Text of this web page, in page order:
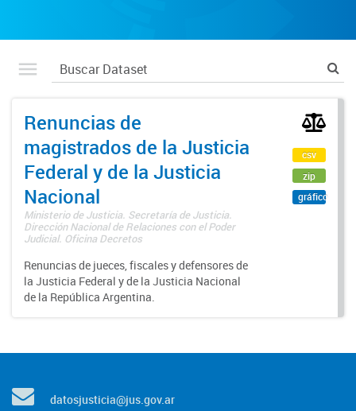
Renuncias de
magistrados de la Justicia
Federal y de la Justicia
Nacional
Ministerio de Justicia. Secretaría de Justicia.
Dirección Nacional de Relaciones con el Poder
Judicial. Oficina Decretos
Renuncias de jueces, fiscales y defensores de
la Justicia Federal y de la Justicia Nacional
de la República Argentina.
csv
zip
gráfico
datosjusticia@jus.gov.ar